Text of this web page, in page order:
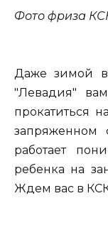
Фото фриза
Даже зимой в
"Левадия"
прокатиться
работает
ребенка на
Ждем вас в